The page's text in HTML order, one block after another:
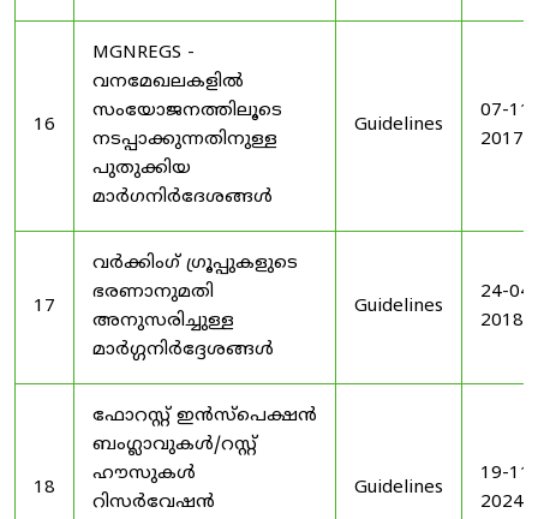
16
MGNREGS -
വനമേഖലകളിൽ
സംയോജനത്തിലൂടെ
നടപ്പാക്കുന്നതിനുള്ള
പുതുക്കിയ
മാർഗനിർദേശങ്ങൾ
Guidelines
07-11-
2017
17
വർക്കിംഗ് ഗ്രൂപ്പുകളുടെ
ഭരണാനുമതി
അനുസരിച്ചുള്ള
മാർഗ്ഗനിർദ്ദേശങ്ങൾ
Guidelines
24-04-
2018
18
ഫോറസ്റ്റ് ഇൻസ്പെക്ഷൻ
ബംഗ്ലാവുകൾ/റസ്റ്റ്
ഹൗസുകൾ
റിസർവേഷൻ
Guidelines
19-11-
2024